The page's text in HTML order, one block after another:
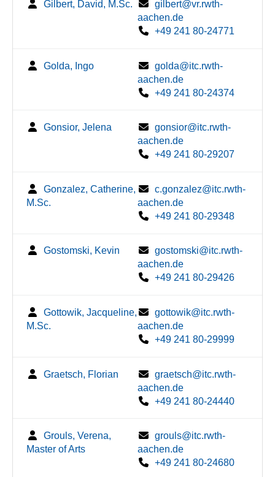
Gilbert, David, M.Sc.
gilbert@vr.rwth-
aachen.de
+49 241 80-24771
Golda, Ingo
golda@itc.rwth-
aachen.de
+49 241 80-24374
Gonsior, Jelena
gonsior@itc.rwth-
aachen.de
+49 241 80-29207
Gonzalez, Catherine,
M.Sc.
c.gonzalez@itc.rwth-
aachen.de
+49 241 80-29348
Gostomski, Kevin
gostomski@itc.rwth-
aachen.de
+49 241 80-29426
Gottowik, Jacqueline,
M.Sc.
gottowik@itc.rwth-
aachen.de
+49 241 80-29999
Graetsch, Florian
graetsch@itc.rwth-
aachen.de
+49 241 80-24440
Grouls, Verena,
Master of Arts
grouls@itc.rwth-
aachen.de
+49 241 80-24680